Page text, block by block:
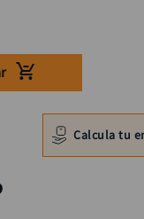
Calcula tu